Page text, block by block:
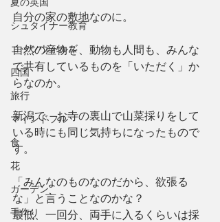
シュタイナー教育
コッツウォルズ
四国
旅行
マインドフル
食
花
ガーデン
手作り
自分の家の敷地なのに。
自然の産物を、動物も人間も、みんな
で共有しているものを「いただく」か
らなのか。
新潟で、お寺の裏山で山菜採りをして
いる時にも同じ気持ちになったもので
す。
「みんなのものなのだから、欲張る
な」と言うことなのかな？
最低、一回分、両手に入るくらいは採